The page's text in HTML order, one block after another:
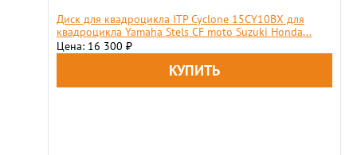
Диск для квадроцикла ITP Cyclone 15CY10BX для
квадроцикла Yamaha Stels CF moto Suzuki Honda...
Цена: 16 300 ₽